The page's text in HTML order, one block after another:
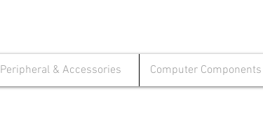
Peripheral & Accessories Computer Components